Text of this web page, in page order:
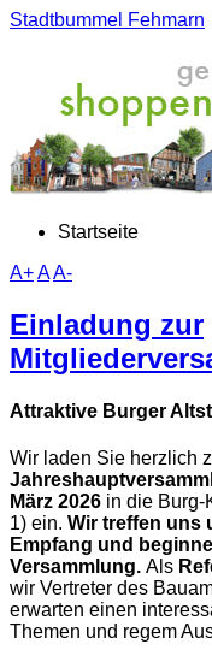
Stadtbummel Fehmarn
Startseite
A+AA-
Einladung zur
Attraktive Burger
Wir laden Sie herzlich
März 2026 in die Burg-
1) ein. Wir treffen uns
Empfang und
Versammlung. Als
wir Vertreter des
erwarten einen
Themen und regem